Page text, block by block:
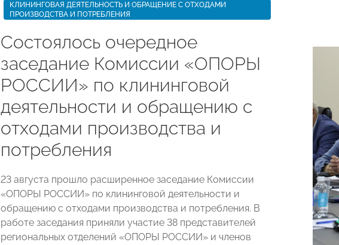
КЛИНИНГОВАЯ ДЕЯТЕЛЬНОСТЬ И ОБРАЩЕНИЕ С ОТХОДАМИ
ПРОИЗВОДСТВА И ПОТРЕБЛЕНИЯ
Состоялось очередное
заседание Комиссии «ОПОРЫ
РОССИИ» по клининговой
деятельности и обращению с
отходами производства и
потребления
23 августа прошло расширенное заседание Комиссии
«ОПОРЫ РОССИИ» по клининговой деятельности и
обращению с отходами производства и потребления. В
работе заседания приняли участие 38 представителей
региональных отделений «ОПОРЫ РОССИИ» и членов